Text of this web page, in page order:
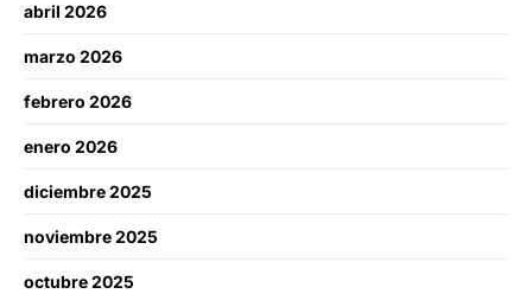
abril 2026
marzo 2026
febrero 2026
enero 2026
diciembre 2025
noviembre 2025
octubre 2025